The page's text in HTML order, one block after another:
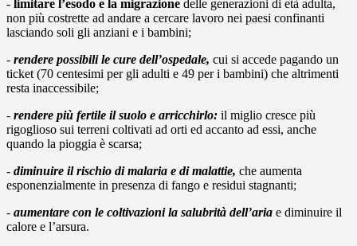
- limitare l’esodo e la migrazione delle generazioni di età adulta,
non più costrette ad andare a cercare lavoro nei paesi confinanti
lasciando soli gli anziani e i bambini;
- rendere possibili le cure dell’ospedale, cui si accede pagando un
ticket (70 centesimi per gli adulti e 49 per i bambini) che altrimenti
resta inaccessibile;
- rendere più fertile il suolo e arricchirlo: il miglio cresce più
rigoglioso sui terreni coltivati ad orti ed accanto ad essi, anche
quando la pioggia è scarsa;
- diminuire il rischio di malaria e di malattie, che aumenta
esponenzialmente in presenza di fango e residui stagnanti;
- aumentare con le coltivazioni la salubrità dell’aria e diminuire il
calore e l’arsura.